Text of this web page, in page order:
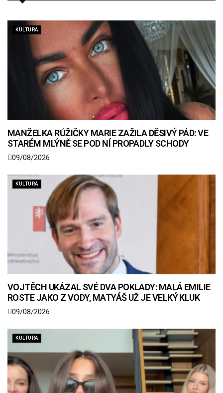
KULTURA
MANŽELKA RŮŽIČKY MARIE ZAŽILA DĚSIVÝ PÁD: VE
STARÉM MLÝNĚ SE POD NÍ PROPADLY SCHODY
09/08/2026
KULTURA
VOJTĚCH UKÁZAL SVÉ DVA POKLADY: MALÁ EMILIE
ROSTE JAKO Z VODY, MATYÁŠ UŽ JE VELKÝ KLUK
09/08/2026
KULTURA